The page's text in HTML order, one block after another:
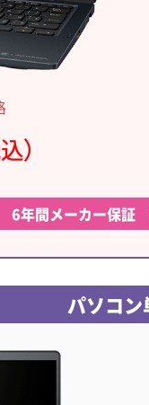
）
6年間メーカー保証
パソコン